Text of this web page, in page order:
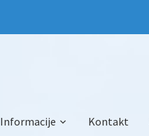
Informacije Kontakt